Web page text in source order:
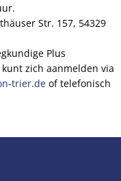
Str. 157, 54329
Plus
zich aanmelden via
trier.de of telefonisch